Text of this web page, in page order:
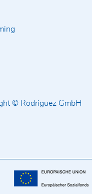
© Rodriguez GmbH